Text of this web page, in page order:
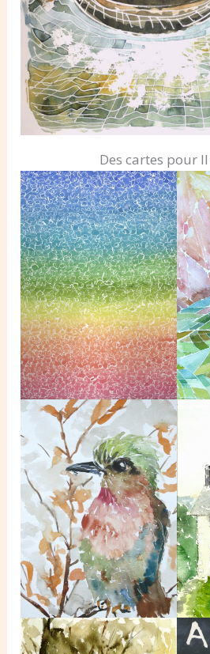
Des cartes pour